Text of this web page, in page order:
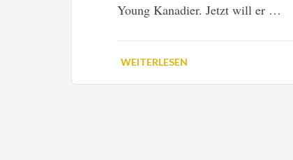
Young Kanadier. Jetzt will er …
WEITERLESEN